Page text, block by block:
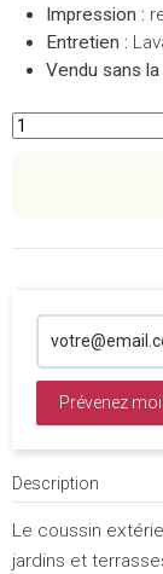
Impression :
Entretien :
Vendu sans
Prévenez
Description
Le coussin
jardins et